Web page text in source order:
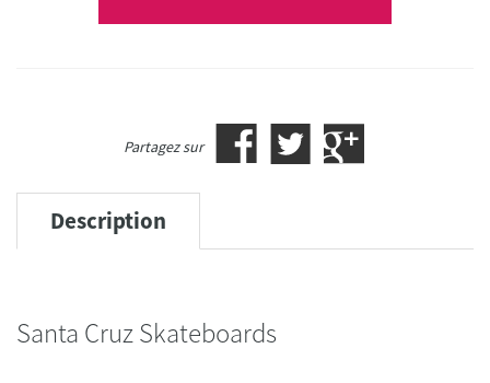
Partagez sur
Description
Santa Cruz Skateboards